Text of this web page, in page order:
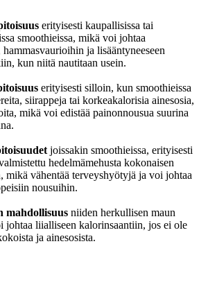
erityisesti kaupallisissa tai
smoothieissa, mikä voi johtaa
ja lisääntyneeseen
kun niitä nautitaan usein.
erityisesti silloin, kun smoothieissa
siirappeja tai korkeakalorisia ainesosia,
mikä voi edistää painonnousua suurina
joissakin smoothieissa, erityisesti
hedelmämehusta kokonaisen
mikä vähentää terveyshyötyjä ja voi johtaa
nousuihin.
mahdollisuus niiden herkullisen maun
johtaa liialliseen kalorinsaantiin, jos ei ole
ja ainesosista.